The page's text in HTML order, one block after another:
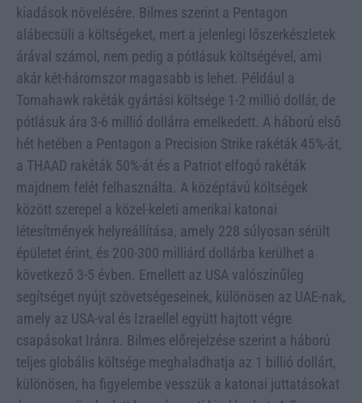
kiadások növelésére. Bilmes szerint a Pentagon
alábecsüli a költségeket, mert a jelenlegi lőszerkészletek
árával számol, nem pedig a pótlásuk költségével, ami
akár két-háromszor magasabb is lehet. Például a
Tomahawk rakéták gyártási költsége 1-2 millió dollár, de
pótlásuk ára 3-6 millió dollárra emelkedett. A háború első
hét hetében a Pentagon a Precision Strike rakéták 45%-át,
a THAAD rakéták 50%-át és a Patriot elfogó rakéták
majdnem felét felhasználta. A középtávú költségek
között szerepel a közel-keleti amerikai katonai
létesítmények helyreállítása, amely 228 súlyosan sérült
épületet érint, és 200-300 milliárd dollárba kerülhet a
következő 3-5 évben. Emellett az USA valószínűleg
segítséget nyújt szövetségeseinek, különösen az UAE-nak,
amely az USA-val és Izraellel együtt hajtott végre
csapásokat Iránra. Bilmes előrejelzése szerint a háború
teljes globális költsége meghaladhatja az 1 billió dollárt,
különösen, ha figyelembe vesszük a katonai juttatásokat